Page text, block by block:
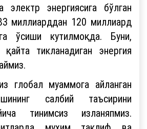
электр энергиясига бўлган
миллиарддан 120 миллиард
ўсиши кутилмоқда. Буни,
тикланадиган энергия
глобал муаммога айланган
салбий таъсирини
тинимсиз изланяпмиз.